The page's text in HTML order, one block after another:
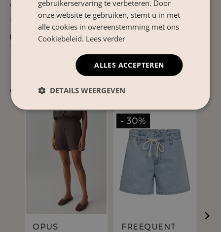
Wassen op 30°C. Aan de lucht laten drogen voor het
mooiste resultaat.
Product Nr.
162435
Gerelateerde producten
OPUS
FREEQUENT
- 30%
gebruikerservaring te verbeteren. Door
onze website te gebruiken, stemt u in met
alle cookies in overeenstemming met ons
Cookiebeleid. Lees verder
ALLES ACCEPTEREN
DETAILS WEERGEVEN